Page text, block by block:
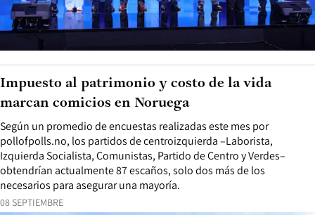
08 SEPTIEMBRE
Según un promedio de encuestas realizadas este mes por
pollofpolls.no, los partidos de centroizquierda –Laborista,
Izquierda Socialista, Comunistas, Partido de Centro y Verdes–
obtendrían actualmente 87 escaños, solo dos más de los
necesarios para asegurar una mayoría.
Impuesto al patrimonio y costo de la vida
marcan comicios en Noruega